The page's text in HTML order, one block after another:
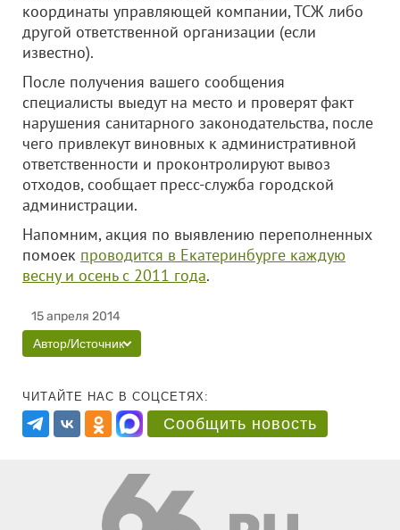
координаты управляющей компании, ТСЖ либо
другой ответственной организации (если
известно).
После получения вашего сообщения
специалисты выедут на место и проверят факт
нарушения санитарного законодательства, после
чего привлекут виновных к административной
ответственности и проконтролируют вывоз
отходов, сообщает пресс-служба городской
администрации.
Напомним, акция по выявлению переполненных
помоек проводится в Екатеринбурге каждую
весну и осень с 2011 года.
15 апреля 2014
Автор/Источник
ЧИТАЙТЕ НАС В СОЦСЕТЯХ:
Сообщить новость